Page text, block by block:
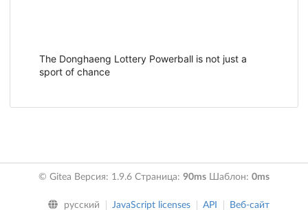
The Donghaeng Lottery Powerball is not just a
sport of chance
© Gitea Версия: 1.9.6 Страница: 90ms Шаблон: 0ms
русский JavaScript licenses API Веб-сайт